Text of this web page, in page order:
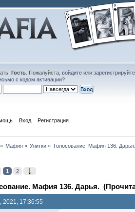
Гость. Пожалуйста, войдитеили
с кодом активации?
Вход Регистрация
» Мафия » Улитки » Голосование. Мафия 136. Дарья.
1 2
Мафия 136. Дарья.
2021, 17:36:55